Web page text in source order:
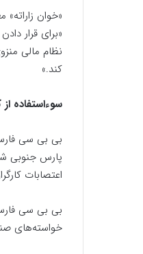
«خوان
کند.»
سوءاستفاده
بی بی سی
پارس جنوبی
اعتصابات
بی بی سی
خواسته‌های